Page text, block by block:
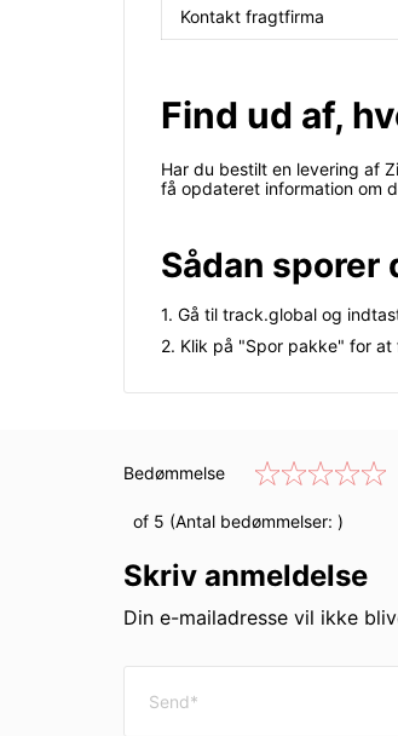
Kontakt fragtfirma
Find ud af,
Har du bestilt en levering af
få opdateret information om
Sådan sporer
1. Gå til track.global og
2. Klik på "Spor pakke" for
Bedømmelse
of 5 (Antal bedømmelser: )
Skriv anmeldelse
Din e-mailadresse vil ikke